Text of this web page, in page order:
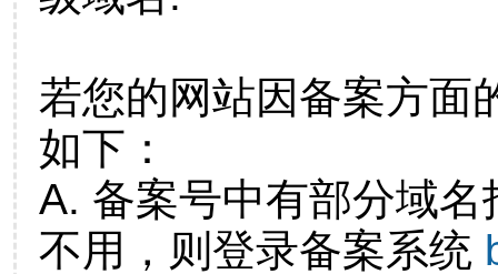
若您的网站因备案方面
如下：
A. 备案号中有部分域
不用，则登录备案系统